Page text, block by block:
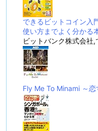
できるビットコイン入
使い方までよく分かる
ビットバンク株式会社
Fly Me To Minami ～